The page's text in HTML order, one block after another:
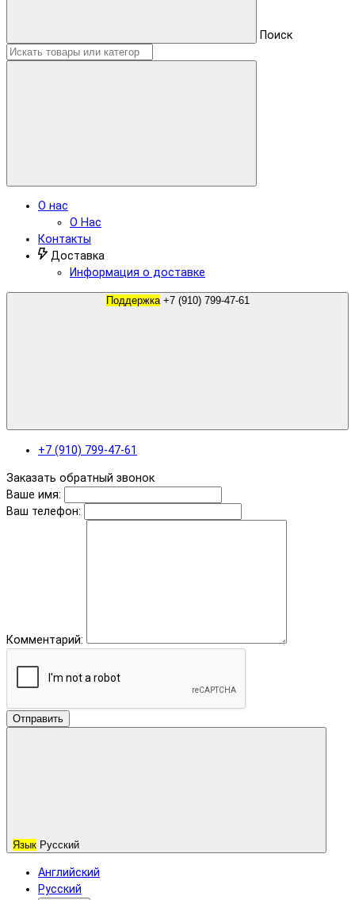
Поиск
О нас
О Нас
Контакты
Доставка
Информация о доставке
Поддержка +7 (910) 799-47-61
+7 (910) 799-47-61
Заказать обратный звонок
Ваше имя:
Ваш телефон:
Комментарий:
Отправить
Язык Русский
Английский
Русский